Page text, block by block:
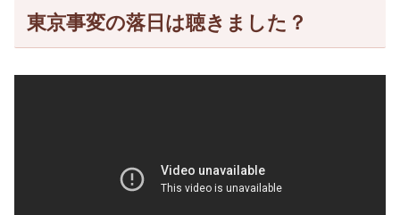
東京事変の落日は聴きました？